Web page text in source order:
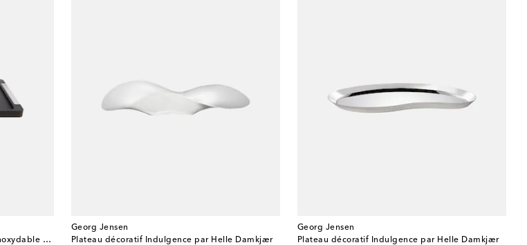
Plateau Bernadotte en bois et acier inoxydable par Sigvard Bernadotte
Georg Jensen
Plateau décoratif Indulgence par Helle Damkjær
Georg Jensen
Plateau décoratif Indulgence par Helle Damkjær